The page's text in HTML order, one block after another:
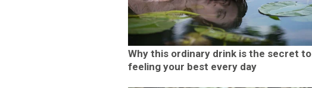
Why this ordinary drink is the secret to
feeling your best every day